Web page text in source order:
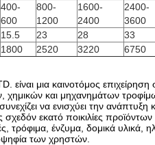
400-
600
800-
1200
1600-
2400
2400-
3600
15.5 23 28 33
1800 2520 3220 6750
μια καινοτόμος επιχείρηση
και μηχανημάτων
να ενισχύει την ανάπτυξη
εκατό ποικιλίες
τρόφιμα, ένζυμα, δομικά υλικά,
των χρηστών.